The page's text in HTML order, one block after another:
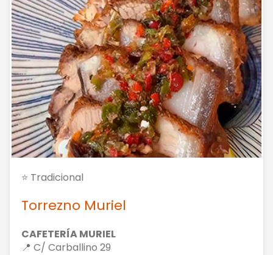
⭐ Tradicional
Torrezno Muriel
CAFETERÍA MURIEL
📍 C/ Carballino 29